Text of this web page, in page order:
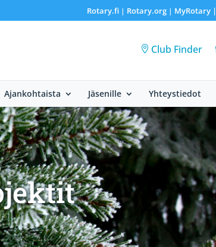
Rotary.fi| Rotary.org| MyRotary |
Club Finder
Ajankohtaista Jäsenille Yhteystiedot